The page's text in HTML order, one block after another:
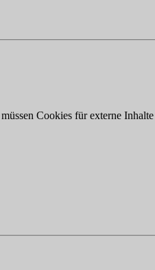
Cookies für externe